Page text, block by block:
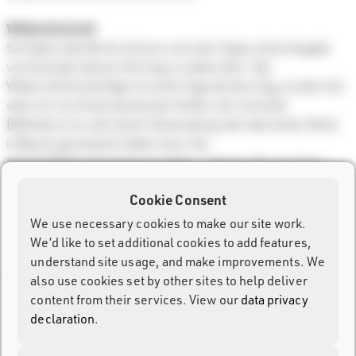
Widerrufsrecht
von Gründen diesen Vertrag zu widerrufen. Die
Widerrufsfrist beträgt vierzehn Tage ab dem Tag, an dem Sie
oder ein von Ihnen benannter Dritter, der nicht der
Um Ihr Widerrufsrecht auszuüben, müssen Sie uns (race
Pfinztal, info@raceresult.com) mittels einer eindeutigen
Erklärung (z.B. ein mit der Post versandter Brief, Telefax
oder E-Mail) über Ihren Entschluss, diesen Vertrag zu
widerrufen, informieren. Sie können dafür dasbeigefügte
Muster-Widerrufsformularverwenden, das jedoch nicht
vorgeschrieben ist.
Zur Wahrung der Widerrufsfrist reicht es aus, dass Sie die
Cookie Consent
We use necessary cookies to make our site work.
We’d like to set additional cookies to add features,
understand site usage, and make improvements. We
also use cookies set by other sites to help deliver
content from their services. View ourdata privacy
declaration.